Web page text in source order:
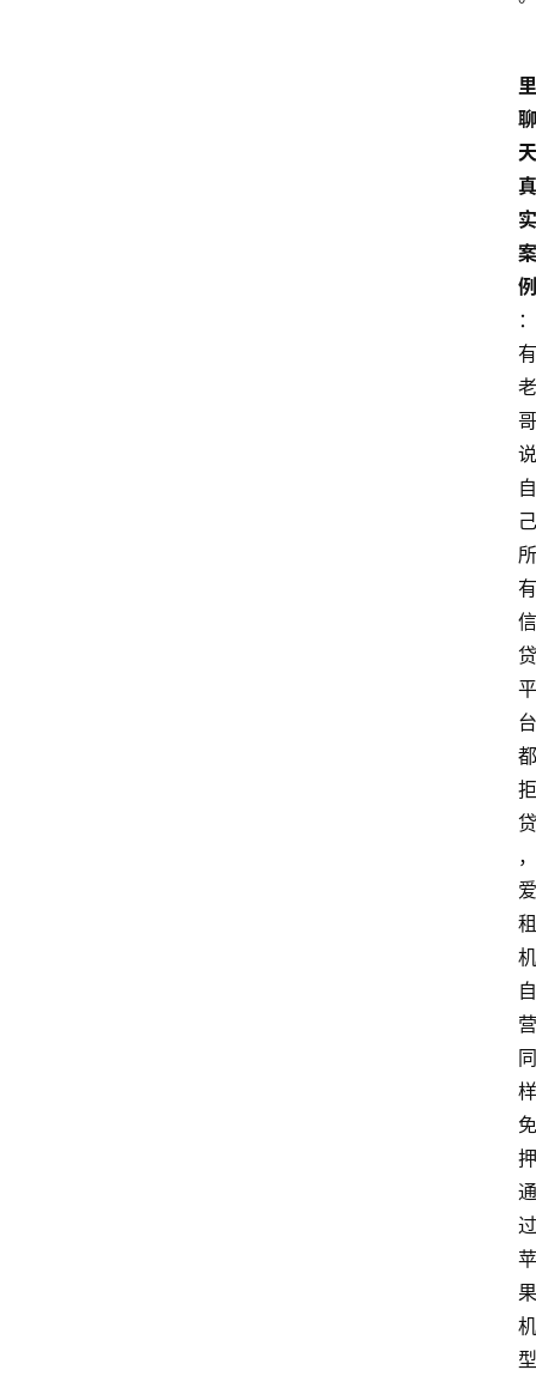
里
聊
天
真
实
案
例
：
有
老
哥
说
自
己
所
有
信
贷
平
台
都
拒
贷
，
爱
租
机
自
营
同
样
免
押
通
过
苹
果
机
型